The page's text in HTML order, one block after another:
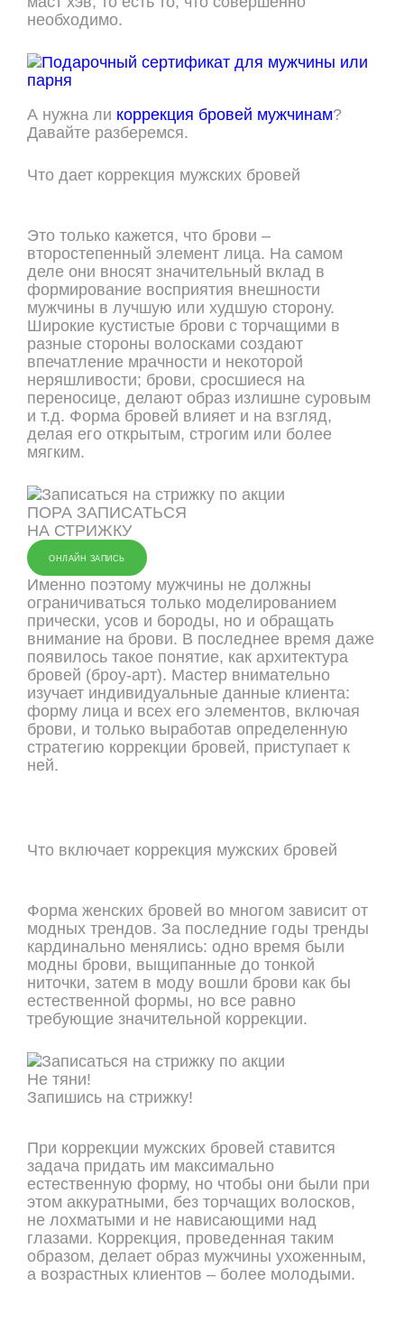
необходимо.
А нужна ли коррекция бровей мужчинам?
Давайте разберемся.
Что дает коррекция мужских бровей
Это только кажется, что брови –
второстепенный элемент лица. На самом
деле они вносят значительный вклад в
формирование восприятия внешности
мужчины в лучшую или худшую сторону.
Широкие кустистые брови с торчащими в
разные стороны волосками создают
впечатление мрачности и некоторой
неряшливости; брови, сросшиеся на
переносице, делают образ излишне суровым
и т.д. Форма бровей влияет и на взгляд,
делая его открытым, строгим или более
мягким.
ПОРА ЗАПИСАТЬСЯ
НА СТРИЖКУ
ОНЛАЙН ЗАПИСЬ
Именно поэтому мужчины не должны
ограничиваться только моделированием
прически, усов и бороды, но и обращать
внимание на брови. В последнее время даже
появилось такое понятие, как архитектура
бровей (броу-арт). Мастер внимательно
изучает индивидуальные данные клиента:
форму лица и всех его элементов, включая
брови, и только выработав определенную
стратегию коррекции бровей, приступает к
ней.
Что включает коррекция мужских бровей
Форма женских бровей во многом зависит от
модных трендов. За последние годы тренды
кардинально менялись: одно время были
модны брови, выщипанные до тонкой
ниточки, затем в моду вошли брови как бы
естественной формы, но все равно
требующие значительной коррекции.
Не тяни!
Запишись на стрижку!
При коррекции мужских бровей ставится
задача придать им максимально
естественную форму, но чтобы они были при
этом аккуратными, без торчащих волосков,
не лохматыми и не нависающими над
глазами. Коррекция, проведенная таким
образом, делает образ мужчины ухоженным,
а возрастных клиентов – более молодыми.